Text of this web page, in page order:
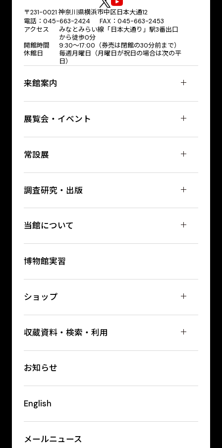
〒231-0021 神奈川県横浜市中区日本大通12
電話：045-663-2424 FAX：045-663-2453
アクセス
みなとみらい線「日本大通り」駅3番出口
から徒歩0分
開館時間
9:30～17:00（券売は閉館の30分前まで）
休館日
毎週月曜日（月曜日が祝日の場合は次の平
日）
来館案内
展覧会・イベント
常設展
調査研究・出版
当館について
博物館実習
ショップ
収蔵資料・検索・利用
お知らせ
English
メールニュース